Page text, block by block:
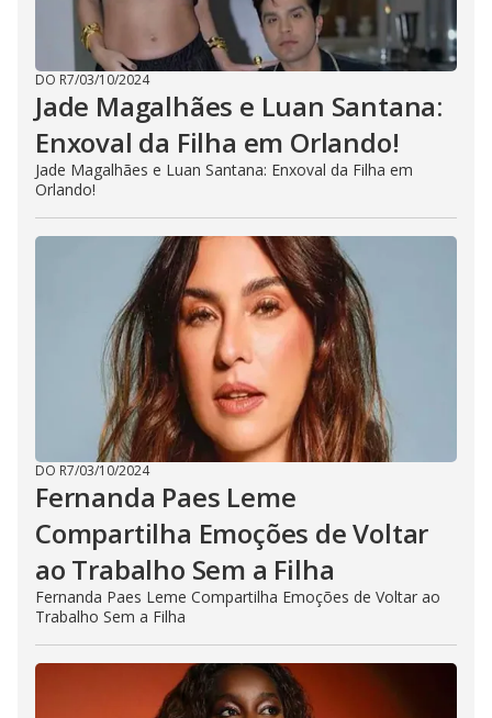
DO R7/03/10/2024
Jade Magalhães e Luan Santana:
Enxoval da Filha em Orlando!
Jade Magalhães e Luan Santana: Enxoval da Filha em
Orlando!
DO R7/03/10/2024
Fernanda Paes Leme
Compartilha Emoções de Voltar
ao Trabalho Sem a Filha
Fernanda Paes Leme Compartilha Emoções de Voltar ao
Trabalho Sem a Filha